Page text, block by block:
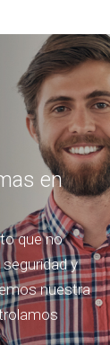
en
que no
y
nuestra